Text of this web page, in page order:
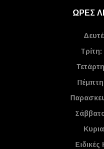
ΩΡΕΣ
Τρίτη:
Ειδικές